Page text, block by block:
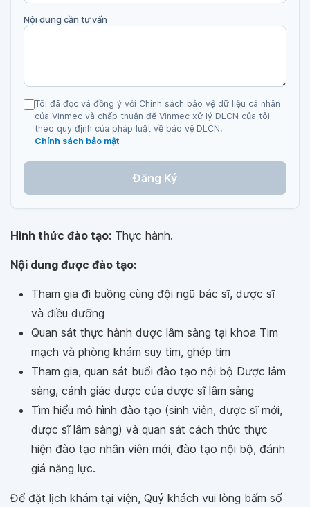
Nội dung cần tư vấn
Tôi đã đọc và đồng ý với Chính sách bảo vệ dữ liệu cá nhân
của Vinmec và chấp thuận để Vinmec xử lý DLCN của tôi
theo quy định của pháp luật về bảo vệ DLCN.
Chính sách bảo mật
Đăng Ký
Hình thức đào tạo: Thực hành.
Nội dung được đào tạo:
Tham gia đi buồng cùng đội ngũ bác sĩ, dược sĩ
và điều dưỡng
Quan sát thực hành dược lâm sàng tại khoa Tim
mạch và phòng khám suy tim, ghép tim
Tham gia, quan sát buổi đào tạo nội bộ Dược lâm
sàng, cảnh giác dược của dược sĩ lâm sàng
Tìm hiểu mô hình đào tạo (sinh viên, dược sĩ mới,
dược sĩ lâm sàng) và quan sát cách thức thực
hiện đào tạo nhân viên mới, đào tạo nội bộ, đánh
giá năng lực.
Để đặt lịch khám tại viện, Quý khách vui lòng bấm số